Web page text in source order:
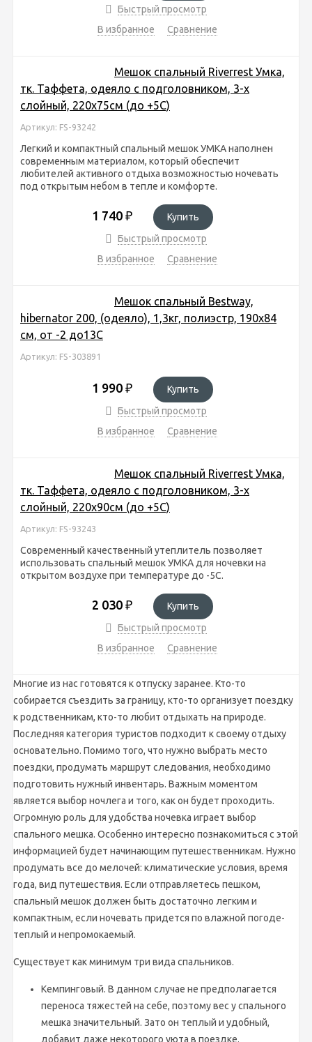
Быстрый просмотр
В избранное
Сравнение
Мешок спальный Riverrest Умка,
тк. Таффета, одеяло с подголовником, 3-х
слойный, 220х75см (до +5С)
Артикул: FS-93242
Легкий и компактный спальный мешок УМКА наполнен
современным материалом, который обеспечит
любителей активного отдыха возможностью ночевать
под открытым небом в тепле и комфорте.
1 740 ₽
Купить
Быстрый просмотр
В избранное
Сравнение
Мешок спальный Bestway,
hibernator 200, (одеяло), 1,3кг, полиэстр, 190х84
см, от -2 до13С
Артикул: FS-303891
1 990 ₽
Купить
Быстрый просмотр
В избранное
Сравнение
Мешок спальный Riverrest Умка,
тк. Таффета, одеяло с подголовником, 3-х
слойный, 220х90см (до +5С)
Артикул: FS-93243
Современный качественный утеплитель позволяет
использовать спальный мешок УМКА для ночевки на
открытом воздухе при температуре до -5С.
2 030 ₽
Купить
Быстрый просмотр
В избранное
Сравнение
Многие из нас готовятся к отпуску заранее. Кто-то
собирается съездить за границу, кто-то организует поездку
к родственникам, кто-то любит отдыхать на природе.
Последняя категория туристов подходит к своему отдыху
основательно. Помимо того, что нужно выбрать место
поездки, продумать маршрут следования, необходимо
подготовить нужный инвентарь. Важным моментом
является выбор ночлега и того, как он будет проходить.
Огромную роль для удобства ночевка играет выбор
спального мешка. Особенно интересно познакомиться с этой
информацией будет начинающим путешественникам. Нужно
продумать все до мелочей: климатические условия, время
года, вид путешествия. Если отправляетесь пешком,
спальный мешок должен быть достаточно легким и
компактным, если ночевать придется по влажной погоде-
теплый и непромокаемый.
Существует как минимум три вида спальников.
Кемпинговый. В данном случае не предполагается
переноса тяжестей на себе, поэтому вес у спального
мешка значительный. Зато он теплый и удобный,
добавит даже некоторого уюта в поездке.